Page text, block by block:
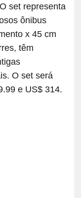
set representa
ônibus
x 45 cm
têm
O set será
e US$ 314.